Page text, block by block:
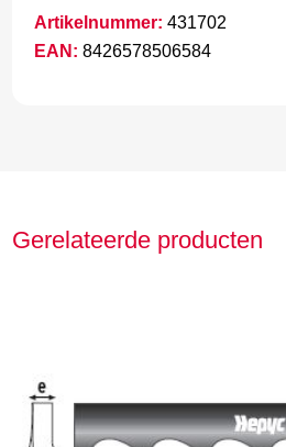
Artikelnummer: 431702
EAN: 8426578506584
Gerelateerde producten